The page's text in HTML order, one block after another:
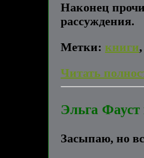
Наконец
рассуждения.
Метки: книги,
Читать
Эльга
Засыпаю, но